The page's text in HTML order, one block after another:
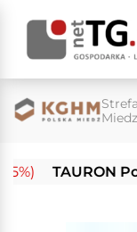
Strefa
TAURON